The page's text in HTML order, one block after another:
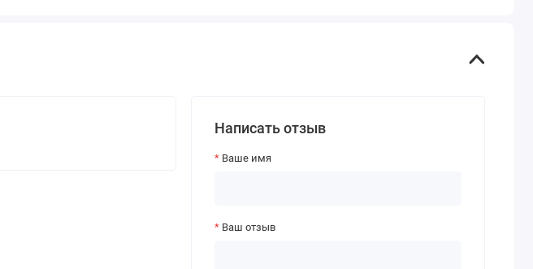
Написать отзыв
Ваше имя
Ваш отзыв